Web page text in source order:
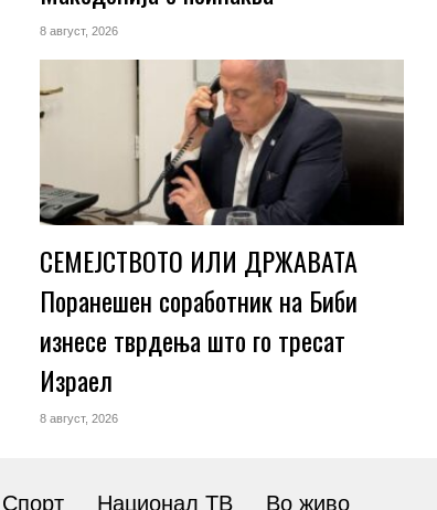
8 август, 2026
СЕМЕЈСТВОТО ИЛИ ДРЖАВАТА
Поранешен соработник на Биби
изнесе тврдења што го тресат
Израел
8 август, 2026
Спорт Национал ТВ Во живо